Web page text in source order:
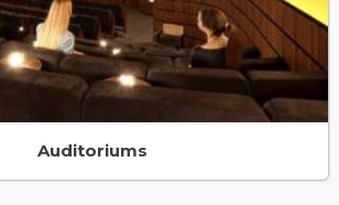
Auditoriums